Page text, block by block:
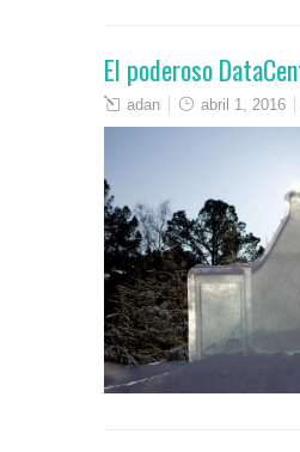
El poderoso
adan abril 1, 2016